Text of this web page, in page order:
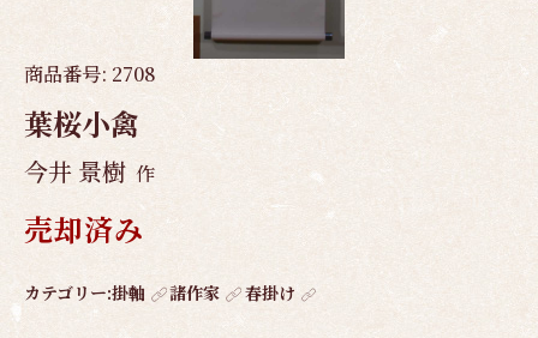
商品番号: 2708
葉桜小禽
今井 景樹 作
売却済み
作
カテゴリー:掛軸 諸作家 春掛け